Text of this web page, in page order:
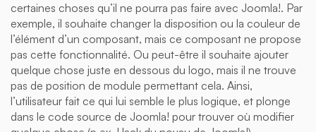
certaines choses qu’il ne pourra pas faire avec Joomla!. Par
exemple, il souhaite changer la disposition ou la couleur de
l’élément d’un composant, mais ce composant ne propose
pas cette fonctionnalité. Ou peut-être il souhaite ajouter
quelque chose juste en dessous du logo, mais il ne trouve
pas de position de module permettant cela. Ainsi,
l’utilisateur fait ce qui lui semble le plus logique, et plonge
dans le code source de Joomla! pour trouver où modifier